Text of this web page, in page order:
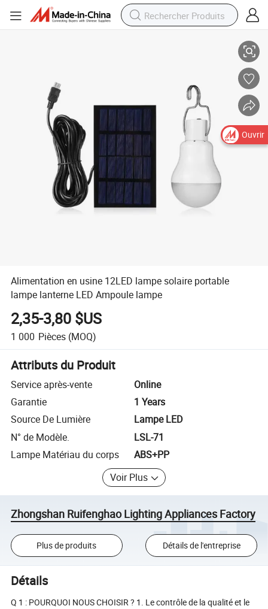
Alimentation en usine 12LED lampe solaire portable
lampe lanterne LED Ampoule lampe
2,35-3,80 $US
1 000 Pièces (MOQ)
Attributs du Produit
Service après-vente
Online
Garantie
1 Years
Source De Lumière
Lampe LED
N° de Modèle.
LSL-71
Lampe Matériau du corps
ABS+PP
Voir Plus
Zhongshan Ruifenghao Lighting Appliances Factory
Plus de produits Détails de l'entreprise
Détails
Q 1 : POURQUOI NOUS CHOISIR ? 1. Le contrôle de la qualité et le
Ouvrir